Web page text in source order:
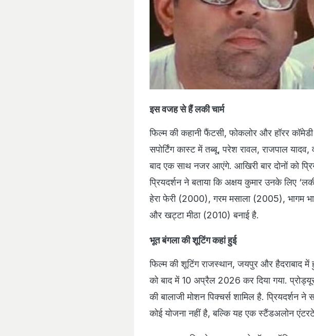
इस वजह से हैं लकी चार्म
फिल्म की कहानी फैंटसी, फोकलोर और हॉरर
सपोर्टिंग कास्ट में तब्बू, परेश रावल, राजपाल
बाद एक साथ नजर आएंगे. आखिरी बार दोनों को
प्रियदर्शन ने बताया कि अक्षय कुमार उनके लिए
हेरा फेरी (2000), गरम मसाला (2005),
और खट्टा मीठा (2010) बनाई है.
भूत बंगला की शूटिंग कहां हुई
फिल्म की शूटिंग राजस्थान, जयपुर और हैदराबाद
को बाद में 10 अप्रैल 2026 कर दिया गया.
की बालाजी मोशन पिक्चर्स शामिल है. प्रियदर्शन
कोई योजना नहीं है, बल्कि यह एक स्टैंडअलोन